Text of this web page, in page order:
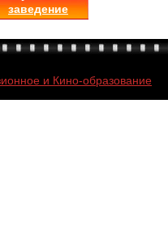
заведение
и Кино-образование